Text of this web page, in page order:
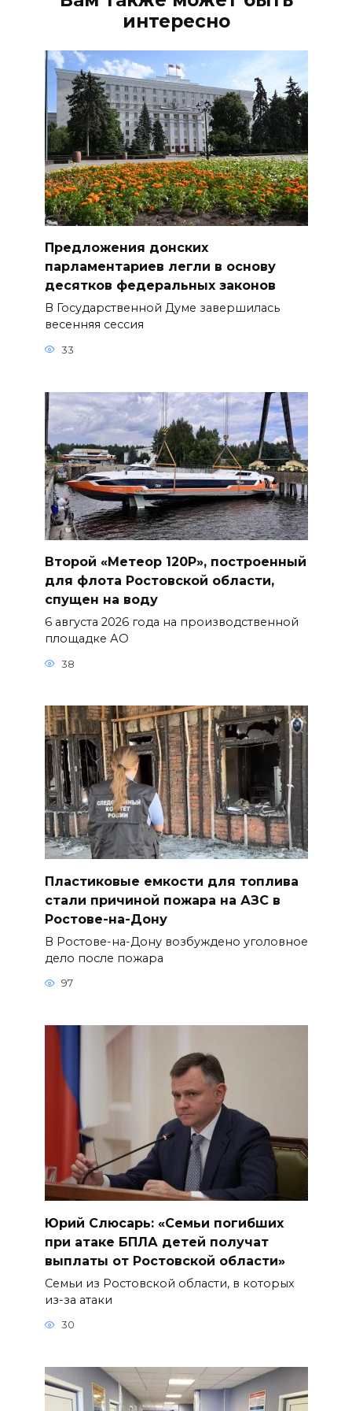
интересно
Предложения донских
парламентариев легли в основу
десятков федеральных законов
В Государственной Думе завершилась
весенняя сессия
33
Второй «Метеор 120Р», построенный
для флота Ростовской области,
спущен на воду
6 августа 2026 года на производственной
площадке АО
38
Пластиковые емкости для топлива
стали причиной пожара на АЗС в
Ростове-на-Дону
В Ростове-на-Дону возбуждено уголовное
дело после пожара
97
Юрий Слюсарь: «Семьи погибших
при атаке БПЛА детей получат
выплаты от Ростовской области»
Семьи из Ростовской области, в которых
из-за атаки
30